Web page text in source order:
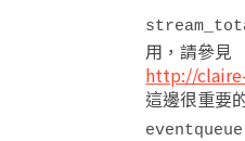
用，請參見
http://
這邊很重要
eventqueue